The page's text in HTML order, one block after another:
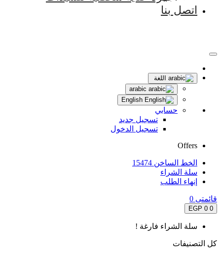
اتصل بنا
اللغة
حسابي
تسجيل جديد
تسجيل الدخول
Offers
الخط الساخن 15474
سلة الشراء
إنهاء الطلب
قائمتى 0
0
0 EGP
سلة الشراء فارغة !
كل التصنيفات